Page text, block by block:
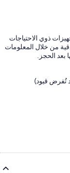
ذوي الاحتياجات
من خلال المعلومات
بعد الحجز.
تُفرض قيود)